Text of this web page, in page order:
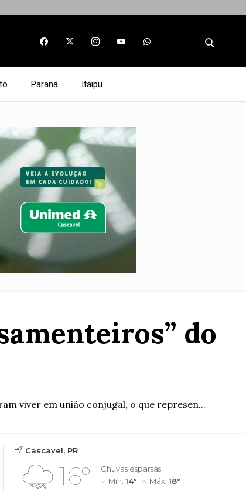
Paraná Itaipu
do
viver em união conjugal, o que represen...
Cascavel, PR
16°
Chuvas esparsas
Mín. 14° Máx. 18°